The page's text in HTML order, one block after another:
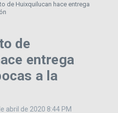
de Huixquilucan hace entrega
de
entrega
a la
abril de 2020 8:44 PM